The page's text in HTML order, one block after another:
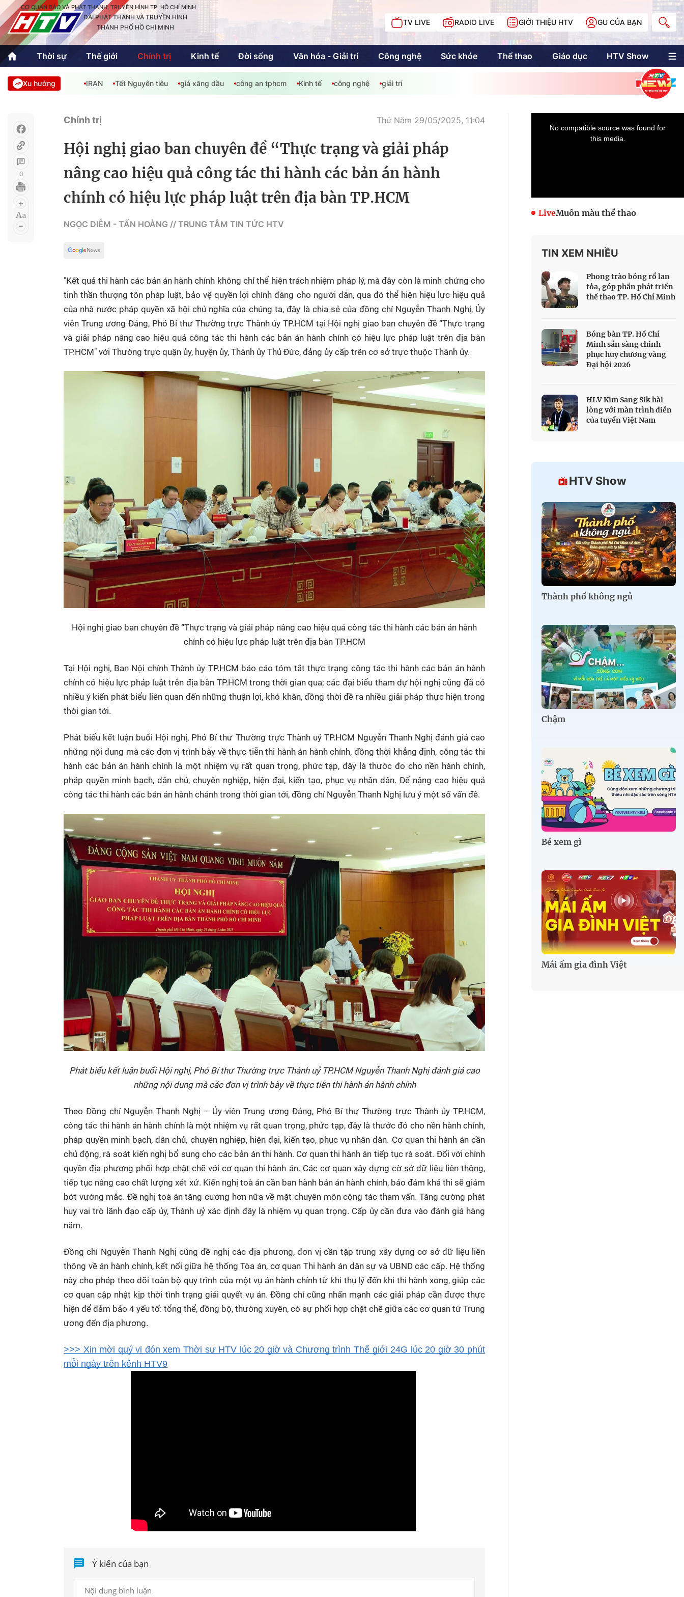
CƠ QUAN BÁO VÀ PHÁT THANH, TRUYỀN HÌNH TP. HỒ CHÍ MINH
ĐÀI PHÁT THANH VÀ TRUYỀN HÌNH
THÀNH PHỐ HỒ CHÍ MINH
TV LIVE RADIO LIVE GIỚI THIỆU HTV GU CỦA BẠN
Thời sự Thế giới Chính trị Kinh tế Đời sống Văn hóa - Giải trí Công nghệ Sức khỏe Thể thao Giáo dục HTV Show
Thời sự
Thể thao
Quốc tế
Văn hóa - Giải trí
Giáo dục Kinh tế
An Sinh
Công nghệ Phóng sự Khán giả HTV Chuyện chúng tôi
Không gian văn hóa
Chuyển đổi số
Chậm
Bé xem gì
Mái ấm gia đình
Việt
Các show khác
Các chương trình
khác
Phim tài liệu
Innovation Fest
Chung một tấm
lòng
Cuộc đua offroad
HTV
SEA Games 33
Multimedia
Multiform
Doanh nhân Sài
Gòn
Xu hướng IRAN Tết Nguyên tiêu giá xăng dầu công an tphcm Kinh tế công nghệ giải trí
0
Chính trị Thứ Năm 29/05/2025, 11:04
Hội nghị giao ban chuyên đề “Thực trạng và giải pháp
nâng cao hiệu quả công tác thi hành các bản án hành
chính có hiệu lực pháp luật trên địa bàn TP.HCM
NGỌC DIỄM - TẤN HOÀNG // TRUNG TÂM TIN TỨC HTV
"Kết quả thi hành các bản án hành chính không chỉ thể hiện trách nhiệm pháp lý, mà đây còn là minh chứng cho
tinh thần thượng tôn pháp luật, bảo vệ quyền lợi chính đáng cho người dân, qua đó thể hiện hiệu lực hiệu quả
của nhà nước pháp quyền xã hội chủ nghĩa của chúng ta, đây là chia sẻ của đồng chí Nguyễn Thanh Nghị, Ủy
viên Trung ương Đảng, Phó Bí thư Thường trực Thành ủy TP.HCM tại Hội nghị giao ban chuyên đề “Thực trạng
và giải pháp nâng cao hiệu quả công tác thi hành các bản án hành chính có hiệu lực pháp luật trên địa bàn
TP.HCM" với Thường trực quận ủy, huyện ủy, Thành ủy Thủ Đức, đảng ủy cấp trên cơ sở trực thuộc Thành ủy.
Hội nghị giao ban chuyên đề “Thực trạng và giải pháp nâng cao hiệu quả công tác thi hành các bản án hành
chính có hiệu lực pháp luật trên địa bàn TP.HCM
Tại Hội nghị, Ban Nội chính Thành ủy TP.HCM báo cáo tóm tắt thực trạng công tác thi hành các bản án hành
chính có hiệu lực pháp luật trên địa bàn TP.HCM trong thời gian qua; các đại biểu tham dự hội nghị cũng đã có
nhiều ý kiến phát biểu liên quan đến những thuận lợi, khó khăn, đồng thời đề ra nhiều giải pháp thực hiện trong
thời gian tới.
Phát biểu kết luận buổi Hội nghị, Phó Bí thư Thường trực Thành uỷ TP.HCM Nguyễn Thanh Nghị đánh giá cao
những nội dung mà các đơn vị trình bày về thực tiễn thi hành án hành chính, đồng thời khẳng định, công tác thi
hành các bản án hành chính là một nhiệm vụ rất quan trọng, phức tạp, đây là thước đo cho nền hành chính,
pháp quyền minh bạch, dân chủ, chuyên nghiệp, hiện đại, kiến tạo, phục vụ nhân dân. Để nâng cao hiệu quả
công tác thi hành các bản án hành chánh trong thời gian tới, đồng chí Nguyễn Thanh Nghị lưu ý một số vấn đề.
Phát biểu kết luận buổi Hội nghị, Phó Bí thư Thường trực Thành uỷ TP.HCM Nguyễn Thanh Nghị đánh giá cao
những nội dung mà các đơn vị trình bày về thực tiễn thi hành án hành chính
Theo Đồng chí Nguyễn Thanh Nghị – Ủy viên Trung ương Đảng, Phó Bí thư Thường trực Thành ủy TP.HCM,
công tác thi hành án hành chính là một nhiệm vụ rất quan trọng, phức tạp, đây là thước đó cho nền hành chính,
pháp quyền minh bạch, dân chủ, chuyên nghiệp, hiện đại, kiến tạo, phục vụ nhân dân. Cơ quan thi hành án cần
chủ động, rà soát kiến nghị bổ sung cho các bản án thi hành. Cơ quan thi hành án tiếp tục rà soát. Đối với chính
quyền địa phương phối hợp chặt chẽ với cơ quan thi hành án. Các cơ quan xây dựng cờ sở dữ liệu liên thông,
tiếp tục nâng cao chất lượng xét xử. Kiến nghị toà án cần ban hành bản án hành chính, bảo đảm khả thi sẽ giảm
bớt vướng mắc. Đề nghị toà án tăng cường hơn nữa về mặt chuyên môn công tác tham vấn. Tăng cường phát
huy vai trò lãnh đạo cấp ủy, Thành uỷ xác định đây là nhiệm vụ quan trọng. Cấp ủy cần đưa vào đánh giá hàng
năm.
Đồng chí Nguyễn Thanh Nghị cũng đề nghị các địa phương, đơn vị cần tập trung xây dựng cơ sở dữ liệu liên
thông về án hành chính, kết nối giữa hệ thống Tòa án, cơ quan Thi hành án dân sự và UBND các cấp. Hệ thống
này cho phép theo dõi toàn bộ quy trình của một vụ án hành chính từ khi thụ lý đến khi thi hành xong, giúp các
cơ quan cập nhật kịp thời tình trạng giải quyết vụ án. Đồng chí cũng nhấn mạnh các giải pháp cần được thực
hiện để đảm bảo 4 yếu tố: tổng thể, đồng bộ, thường xuyên, có sự phối hợp chặt chẽ giữa các cơ quan từ Trung
ương đến địa phương.
>>> Xin mời quý vị đón xem Thời sự HTV lúc 20 giờ và Chương trình Thế giới 24G lúc 20 giờ 30 phút
mỗi ngày trên kênh HTV9
Ý kiến của bạn
LiveMuôn màu thể thao
TIN XEM NHIỀU
Phong trào bóng rổ lan
tỏa, góp phần phát triển
thể thao TP. Hồ Chí Minh
Bóng bàn TP. Hồ Chí
Minh sẵn sàng chinh
phục huy chương vàng
Đại hội 2026
HLV Kim Sang Sik hài
lòng với màn trình diễn
của tuyển Việt Nam
HTV Show
Thành phố không ngủ
Chậm
Bé xem gì
Mái ấm gia đình Việt